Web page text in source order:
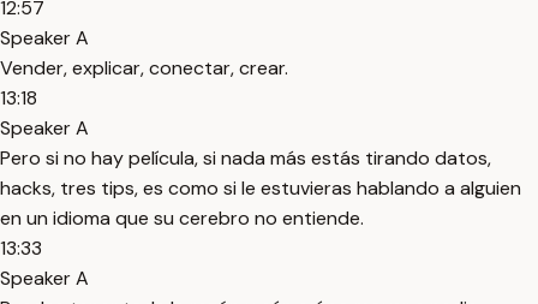
12:57
Speaker A
Vender, explicar, conectar, crear.
13:18
Speaker A
Pero si no hay película, si nada más estás tirando datos,
hacks, tres tips, es como si le estuvieras hablando a alguien
en un idioma que su cerebro no entiende.
13:33
Speaker A